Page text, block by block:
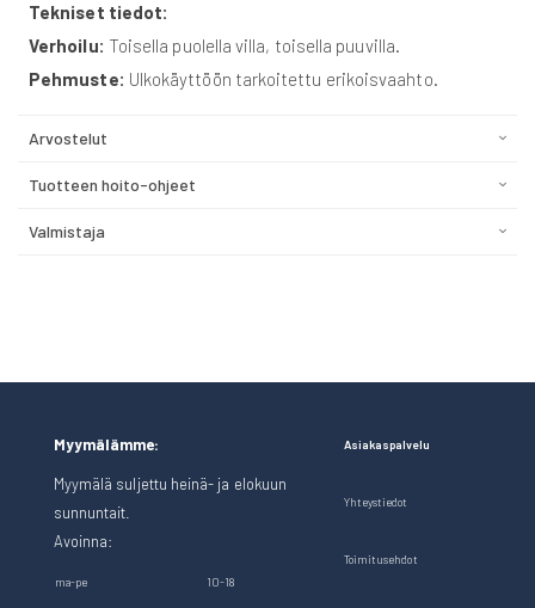
Tekniset tiedot:
Verhoilu: Toisella puolella villa, toisella puuvilla.
Pehmuste: Ulkokäyttöön tarkoitettu erikoisvaahto.
Arvostelut
Tuotteen hoito-ohjeet
Valmistaja
Myymälämme:
Myymälä suljettu heinä- ja elokuun
sunnuntait.
Avoinna:
ma-pe 10-18
Asiakaspalvelu
Yhteystiedot
Toimitusehdot